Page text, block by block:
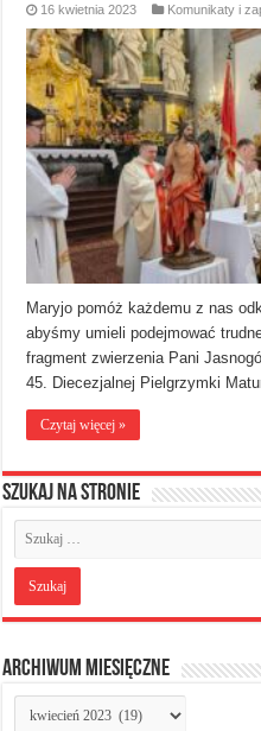
16 kwietnia 2023 Komunikaty i
Maryjo pomóż każdemu z nas
abyśmy umieli podejmować
fragment zwierzenia Pani
45. Diecezjalnej Pielgrzymki
Czytaj więcej »
Szukaj na stronie
Archiwum miesięczne
Archiwum
miesięczne